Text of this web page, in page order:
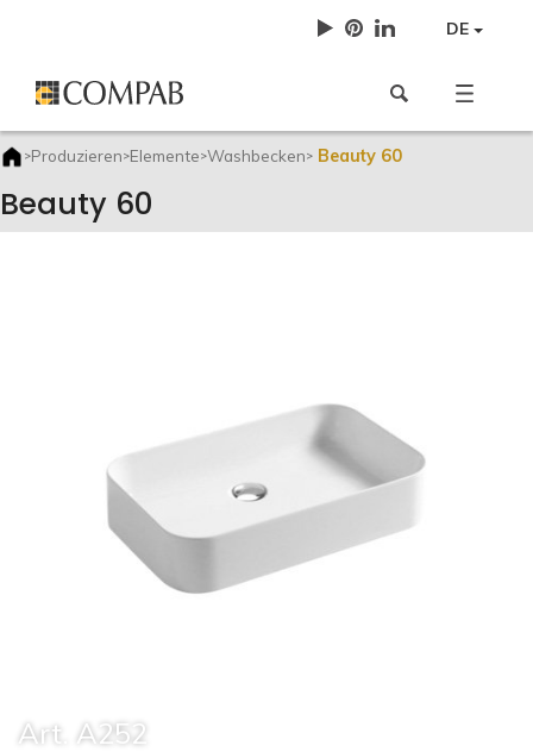
DE
>Produzieren>Elemente>Washbecken> Beauty 60
Beauty 60
Art. A252